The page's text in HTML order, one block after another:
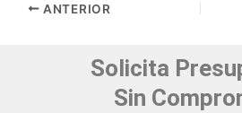
ANTERIOR
Solicita
Sin